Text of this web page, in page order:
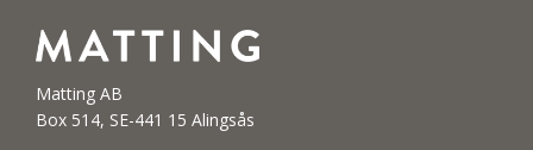
Matting AB
Box 514, SE-441 15 Alingsås